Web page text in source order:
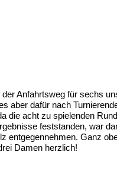
Anfahrtsweg für sechs
dafür nach
die acht zu spielenden
feststanden, war
entgegennehmen. Ganz
Damen herzlich!